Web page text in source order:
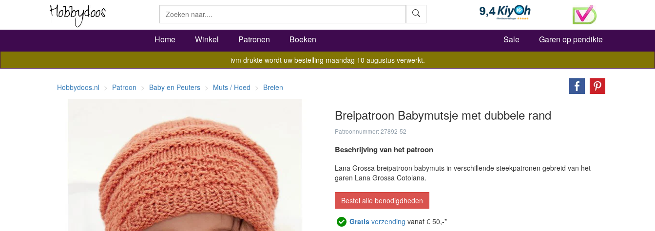
Zoeken
Home Winkel Patronen Boeken Sale Garen op pendikte
ivm drukte wordt uw bestelling maandag 10 augustus verwerkt.
Hobbydoos.nl Patroon Baby en Peuters Muts / Hoed Breien
Breipatroon Babymutsje met dubbele rand
Patroonnummer: 27892-52
Beschrijving van het patroon
Lana Grossa breipatroon babymuts in verschillende steekpatronen gebreid van het
garen Lana Grossa Cotolana.
Bestel alle benodigdheden
Gratis verzending vanaf € 50,-*